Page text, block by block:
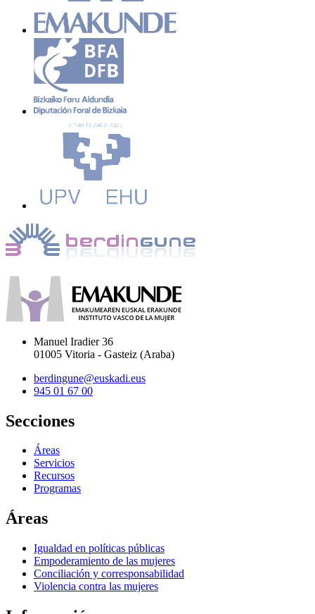
Manuel Iradier 36
01005 Vitoria - Gasteiz (Araba)
berdingune@euskadi.eus
945 01 67 00
Secciones
Áreas
Servicios
Recursos
Programas
Áreas
Igualdad en políticas públicas
Empoderamiento de las mujeres
Conciliación y corresponsabilidad
Violencia contra las mujeres